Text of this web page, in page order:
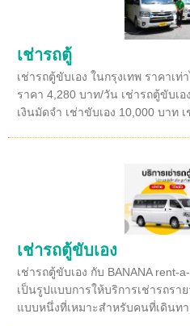
เช่ารถตู้
เช่ารถตู้ขับเอง ในกรุงเทพ ราคาเท่
ราคา 4,280 บาท/วัน เช่ารถตู้ขับเอ
เงินมัดจำ เช่าขับเอง 10,000 บาท เ
เช่ารถตู้ขับเอง
เช่ารถตู้ขับเอง กับ BANANA rent-
เป็นรูปแบบการให้บริการเช่ารถรา
แบบหนึ่งที่เหมาะสำหรับคนที่เดินทา